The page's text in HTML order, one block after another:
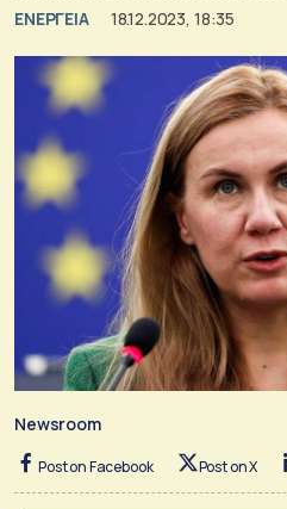
ΕΝΕΡΓΕΙΑ 18.12.2023, 18:35
Newsroom
Post on Facebook Post on X